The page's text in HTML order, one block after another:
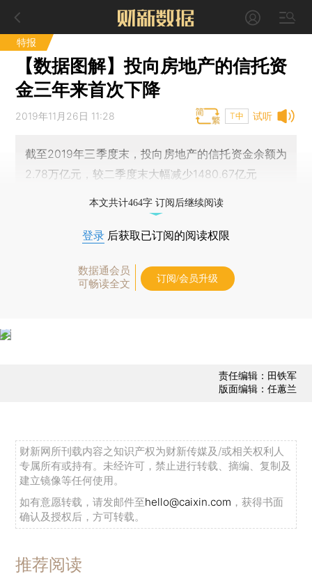
特报
【数据图解】投向房地产的信托资
金三年来首次下降
试听
2019年11月26日 11:28 T中
截至2019年三季度末，投向房地产的信托资金余额为
2.78万亿元，较二季度末大幅减少1480.67亿元
本文共计464字 订阅后继续阅读
登录 后获取已订阅的阅读权限
数据通会员
可畅读全文
订阅/会员升级
责任编辑：田铁军
版面编辑：任蕙兰
财新网所刊载内容之知识产权为财新传媒及/或相关权利人
专属所有或持有。未经许可，禁止进行转载、摘编、复制及
建立镜像等任何使用。
如有意愿转载，请发邮件至hello@caixin.com ，获得书面
确认及授权后，方可转载。
推荐阅读